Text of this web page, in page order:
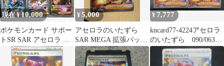
現在 ¥10,000
ポケモンカード サポー
トSR SAR アセロラ マ
リー アイリス セット
引退品
¥5,000
アセロラのいたずら
SAR MEGA 拡張パック
メガシンフォニア
090/0…
¥ 7,777
kncard77-4224アセロラ
のいたずら 090/063
SAR 2枚セット